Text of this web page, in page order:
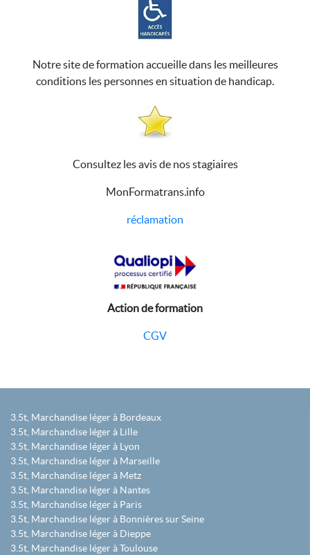
Notre site de formation accueille dans les meilleures
conditions les personnes en situation de handicap.
Consultez les avis de nos stagiaires
MonFormatrans.info
réclamation
Action de formation
CGV
3.5t, Marchandise léger à Bordeaux
3.5t, Marchandise léger à Lille
3.5t, Marchandise léger à Lyon
3.5t, Marchandise léger à Marseille
3.5t, Marchandise léger à Metz
3.5t, Marchandise léger à Nantes
3.5t, Marchandise léger à Paris
3.5t, Marchandise léger à Bonnières sur Seine
3.5t, Marchandise léger à Dieppe
3.5t, Marchandise léger à Toulouse